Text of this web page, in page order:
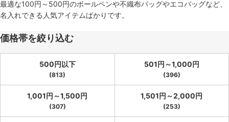
最適な100円～500円のボールペンや不織布バッグやエコバッグなど、
名入れできる人気アイテムばかりです。
価格帯を絞り込む
500円以下
(813)
501円～1,000円
(396)
1,001円～1,500円
(307)
1,501円～2,000円
(253)